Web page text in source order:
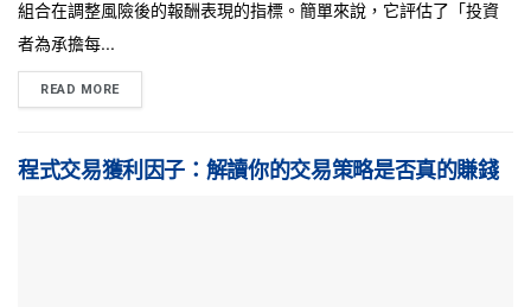
組合在調整風險後的報酬表現的指標。簡單來說，它評估了「投資
者為承擔每...
READ MORE
程式交易獲利因子：解讀你的交易策略是否真的賺錢